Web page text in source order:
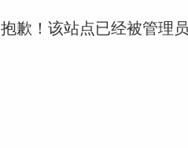
抱歉！该站点已经被管理